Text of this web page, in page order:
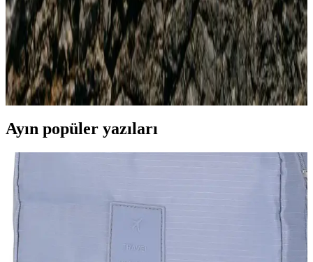
Kadın Siyah Spor Ayakkabıları: Konfor ve Şıklığın
Buluştuğu Adidas Modelleri
Kadınlar için tasarlanan Adidas siyah spor ayakkabıları, konfor,
şıklık ve dayanıklılığı bir arada sunar. Günlük ve spor kullanımına
uygun modellerle tarzınızı tamamlayın.
Ayın popüler yazıları